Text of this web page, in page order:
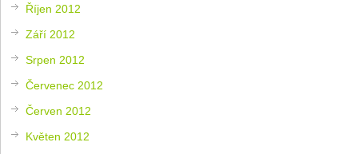
Říjen 2012
Září 2012
Srpen 2012
Červenec 2012
Červen 2012
Květen 2012